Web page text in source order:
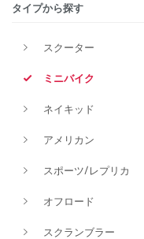
タイプから探す
スクーター
ミニバイク
ネイキッド
アメリカン
スポーツ/レプリカ
オフロード
スクランブラー
価格